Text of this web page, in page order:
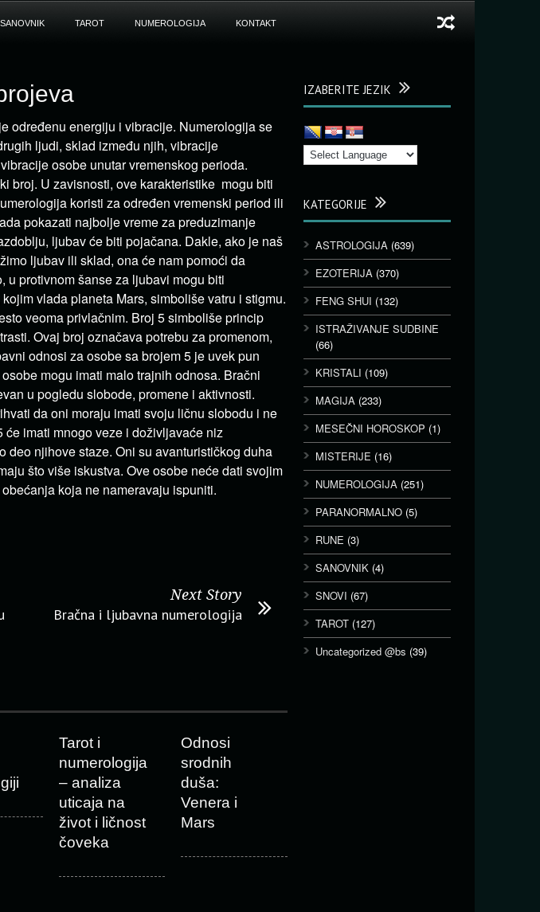
SANOVNIK TAROT NUMEROLOGIJA KONTAKT
određenu energiju i vibracije. Numerologija se
ljudi, sklad između njih, vibracije
osobe unutar vremenskog perioda.
broj. U zavisnosti, ove karakteristike mogu biti
koristi za određen vremenski period ili
pokazati najbolje vreme za preduzimanje
ljubav će biti pojačana. Dakle, ako je naš
ljubav ili sklad, ona će nam pomoći da
u protivnom šanse za ljubavi mogu biti
vlada planeta Mars, simboliše vatru i stigmu.
veoma privlačnim. Broj 5 simboliše princip
Ovaj broj označava potrebu za promenom,
odnosi za osobe sa brojem 5 je uvek pun
mogu imati malo trajnih odnosa. Bračni
u pogledu slobode, promene i aktivnosti.
da oni moraju imati svoju ličnu slobodu i ne
će imati mnogo veze i doživljavaće niz
deo njihove staze. Oni su avanturističkog duha
što više iskustva. Ove osobe neće dati svojim
koja ne nameravaju ispuniti.
Next Story
Bračna i ljubavna numerologija
Tarot i
numerologija
– analiza
uticaja na
život i ličnost
čoveka
Odnosi
srodnih
duša:
Venera i
Mars
IZABERITE JEZIK
KATEGORIJE
ASTROLOGIJA (639)
EZOTERIJA (370)
FENG SHUI (132)
ISTRAŽIVANJE SUDBINE
(66)
KRISTALI (109)
MAGIJA (233)
MESEČNI HOROSKOP (1)
MISTERIJE (16)
NUMEROLOGIJA (251)
PARANORMALNO (5)
RUNE (3)
SANOVNIK (4)
SNOVI (67)
TAROT (127)
Uncategorized @bs (39)